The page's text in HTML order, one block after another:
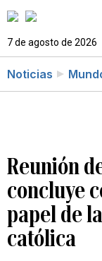
7 de agosto de 2026
Noticias
Reunión
concluye
papel de
católica